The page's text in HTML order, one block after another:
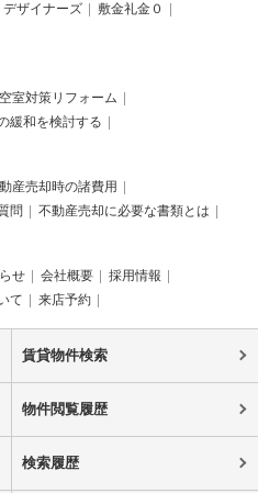
デザイナーズ
敷金礼金０
空室対策リフォーム
緩和を検討する
産売却時の諸費用
問 不動産売却に必要な書類とは
せ 会社概要
採用情報
て 来店予約
賃貸物件検索
物件閲覧履歴
検索履歴